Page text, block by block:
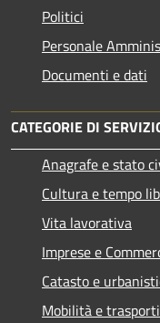
Politici
Personale
Documenti e dati
CATEGORIE DI
Anagrafe e stato
Cultura e tempo
Vita lavorativa
Imprese e
Catasto e
Mobilità e trasporti